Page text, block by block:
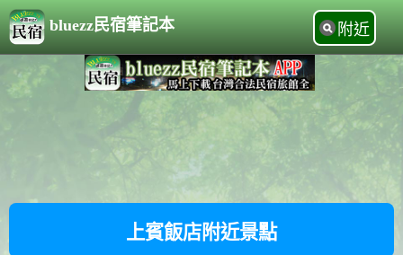
bluezz民宿筆記本 附近
上賓飯店附近景點